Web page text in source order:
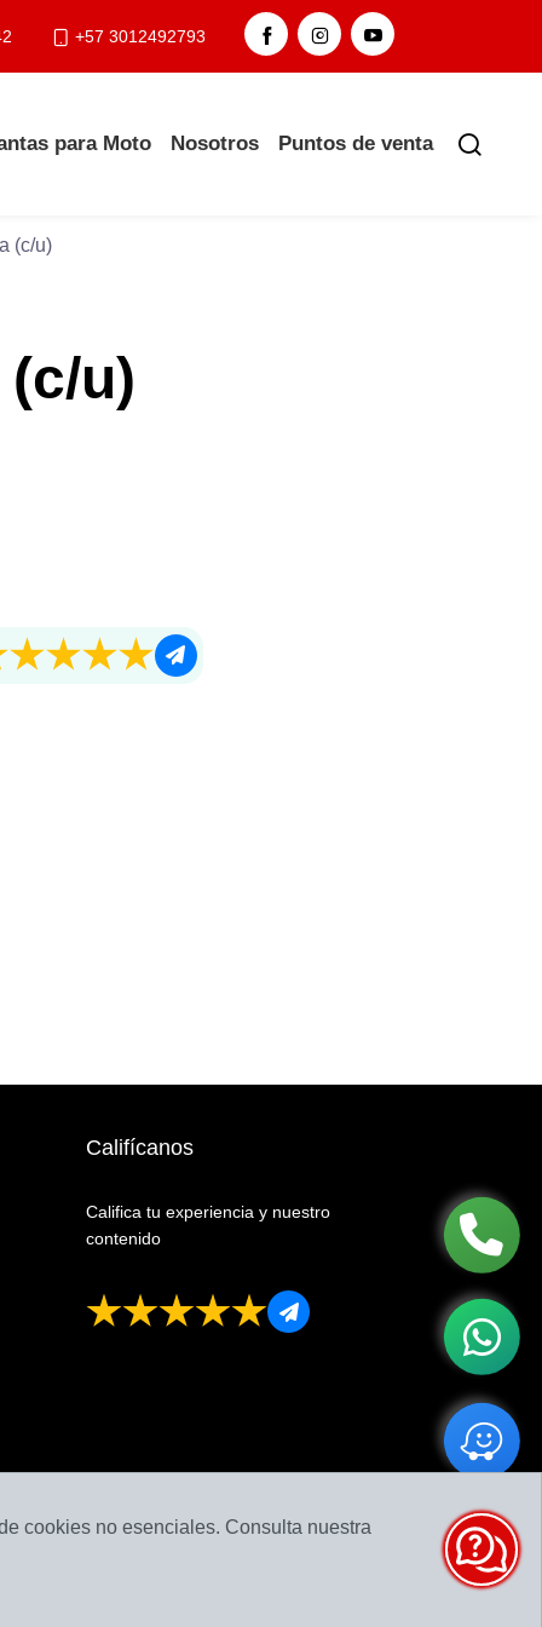
+57 3012492793
para Moto Nosotros Puntos de venta
(c/u)
u)
cookies no esenciales. Consulta nuestra
Califícanos
Califica tu experiencia y nuestro
contenido